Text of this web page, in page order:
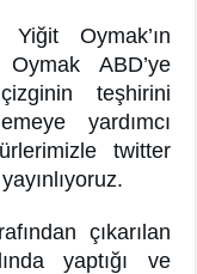
Oymak’ın
Oymak ABD’ye
teşhirini
yardımcı
twitter
çıkarılan
yaptığı ve